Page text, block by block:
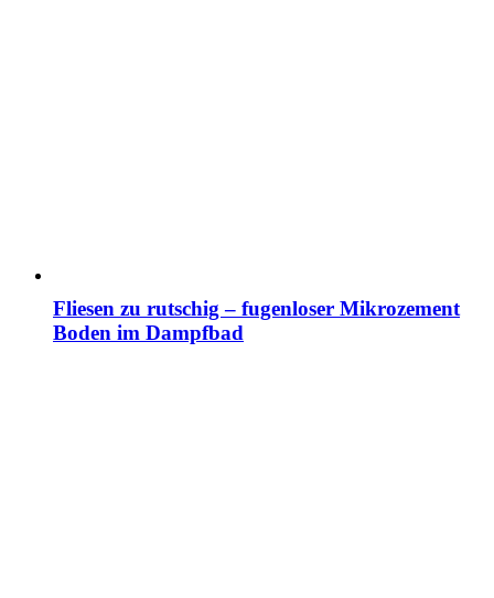
Fliesen zu rutschig – fugenloser Mikrozement
Boden im Dampfbad